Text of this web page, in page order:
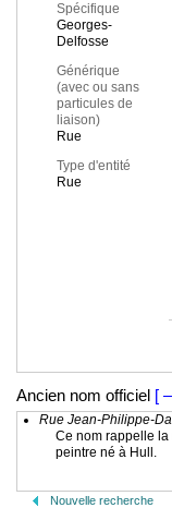
Spécifique
Georges-
Delfosse
Générique
(avec ou sans
particules de
liaison)
Rue
Type d'entité
Rue
Ancien nom officiel [
Rue Jean-Philippe-
Ce nom rappelle
peintre né à Hull.
Nouvelle recherche